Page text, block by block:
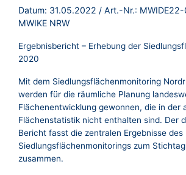
Datum: 31.05.2022 / Art.-Nr.: MWIDE22-
MWIKE NRW
Ergebnisbericht – Erhebung der
2020
Mit dem Siedlungsflächenmonitoring
werden für die räumliche Planung
Flächenentwicklung gewonnen, die in der
Flächenstatistik nicht enthalten sind. Der
Bericht fasst die zentralen Ergebnisse des
Siedlungsflächenmonitorings zum
zusammen.